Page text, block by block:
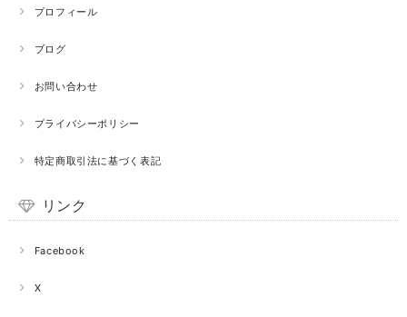
プロフィール
ブログ
お問い合わせ
プライバシーポリシー
特定商取引法に基づく表記
リンク
Facebook
X